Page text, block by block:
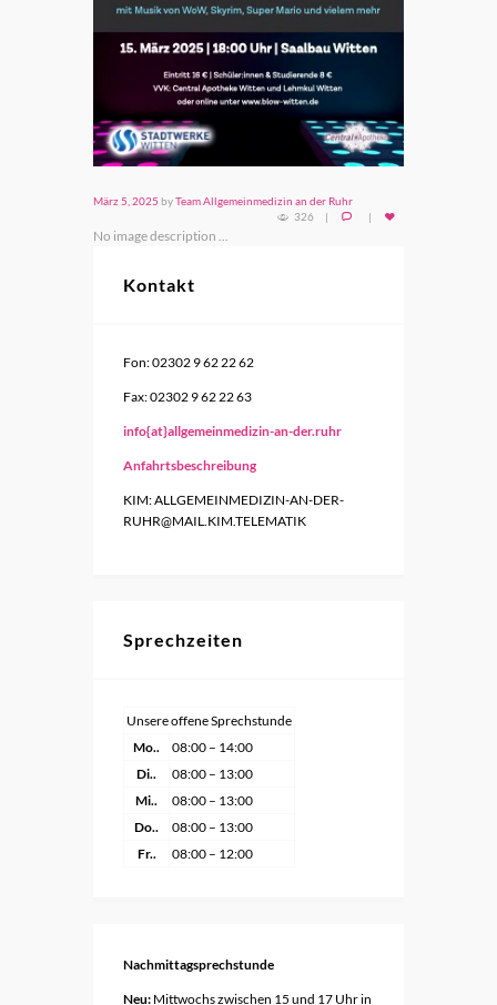
März 5, 2025 byTeam Allgemeinmedizin an der Ruhr
326
No image description ...
Kontakt
Fon: 02302 9 62 22 62
Fax: 02302 9 62 22 63
info{at}allgemeinmedizin-an-der.ruhr
Anfahrtsbeschreibung
KIM: ALLGEMEINMEDIZIN-AN-DER-
RUHR@MAIL.KIM.TELEMATIK
Sprechzeiten
Unsere offene Sprechstunde
Mo..
08:00 – 14:00
Di..
08:00 – 13:00
Mi..
08:00 – 13:00
Do..
08:00 – 13:00
Fr..
08:00 – 12:00
Nachmittagsprechstunde
Neu: Mittwochs zwischen 15 und 17 Uhr in